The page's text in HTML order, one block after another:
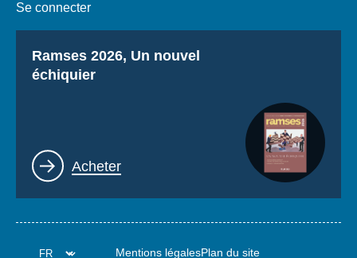
Se connecter
Titre
Ramses 2026, Un nouvel
échiquier
Lien
Acheter
Mentions légalesPlan du site